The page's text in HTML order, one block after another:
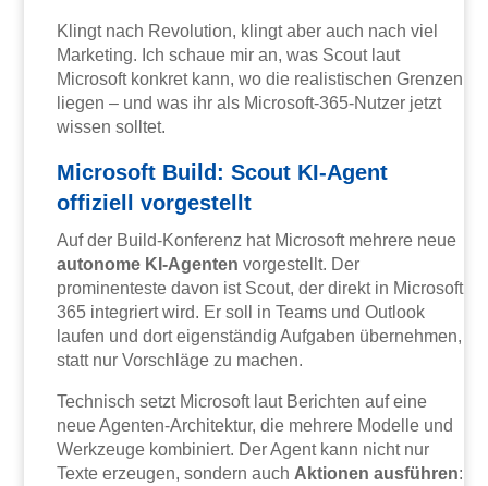
Klingt nach Revolution, klingt aber auch nach viel
Marketing. Ich schaue mir an, was Scout laut
Microsoft konkret kann, wo die realistischen Grenzen
liegen – und was ihr als Microsoft-365-Nutzer jetzt
wissen solltet.
Microsoft Build: Scout KI-Agent
offiziell vorgestellt
Auf der Build-Konferenz hat Microsoft mehrere neue
autonome KI-Agenten vorgestellt. Der
prominenteste davon ist Scout, der direkt in Microsoft
365 integriert wird. Er soll in Teams und Outlook
laufen und dort eigenständig Aufgaben übernehmen,
statt nur Vorschläge zu machen.
Technisch setzt Microsoft laut Berichten auf eine
neue Agenten-Architektur, die mehrere Modelle und
Werkzeuge kombiniert. Der Agent kann nicht nur
Texte erzeugen, sondern auch Aktionen ausführen: